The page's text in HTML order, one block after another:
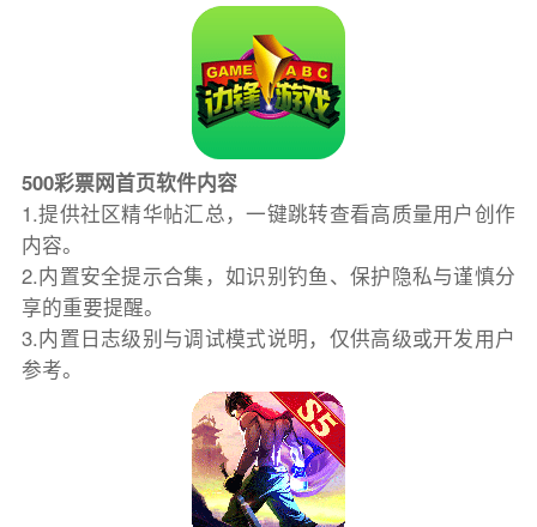
500彩票网首页软件内容
1.提供社区精华帖汇总，一键跳转查看高质量用户创作
内容。
2.内置安全提示合集，如识别钓鱼、保护隐私与谨慎分
享的重要提醒。
3.内置日志级别与调试模式说明，仅供高级或开发用户
参考。